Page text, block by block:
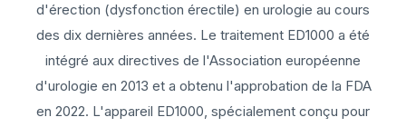
d'érection (dysfonction érectile) en urologie au cours
des dix dernières années. Le traitement ED1000 a été
intégré aux directives de l'Association européenne
d'urologie en 2013 et a obtenu l'approbation de la FDA
en 2022. L'appareil ED1000, spécialement conçu pour